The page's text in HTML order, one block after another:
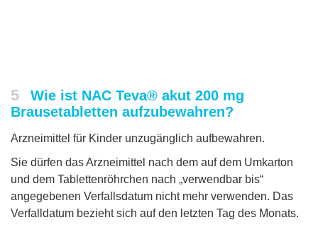
5
Wie ist NAC Teva® akut 200 mg
Brausetabletten aufzubewahren?
Arzneimittel für Kinder unzugänglich aufbewahren.
Sie dürfen das Arzneimittel nach dem auf dem Umkarton
und dem Tablettenröhrchen nach „verwendbar bis“
angegebenen Verfallsdatum nicht mehr verwenden. Das
Verfalldatum bezieht sich auf den letzten Tag des Monats.